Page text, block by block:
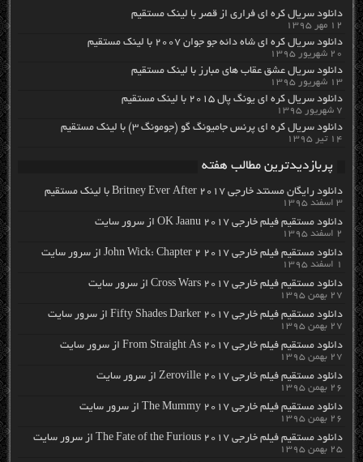
دانلود سریال کره ای فراری از قصر با لینک مستقیم
۱۲ مهر ۱۳۹۵
دانلود سریال کره ای شاه دائه جو جوان ۲۰۰۷ با لینک مستقیم
۲۰ شهریور ۱۳۹۵
دانلود سریال عشق عقاب های مبارز با لینک مستقیم
۱۳ شهریور ۱۳۹۵
دانلود سریال کره ای یونگ پال ۲۰۱۵ با لینک مستقیم
۷ شهریور ۱۳۹۵
دانلود سریال کره ای پرنس جامیونگ گو (جومونگ ۳) با لینک مستقیم
۱۴ تیر ۱۳۹۵
پربازدیدترین مطالب هفته
دانلود رایگان مسنتد خارجی Britney Ever After 2017 با لینک مستقیم
۳ اسفند ۱۳۹۵
دانلود مستقیم فیلم خارجی OK Jaanu 2017 از سرور سایت
۲ اسفند ۱۳۹۵
دانلود مستقیم فیلم خارجی John Wick: Chapter 2 2017 از سرور سایت
۱ اسفند ۱۳۹۵
دانلود مستقیم فیلم خارجی Cross Wars 2017 از سرور سایت
۲۷ بهمن ۱۳۹۵
دانلود مستقیم فیلم خارجی Fifty Shades Darker 2017 از سرور سایت
۲۷ بهمن ۱۳۹۵
دانلود مستقیم فیلم خارجی From Straight As 2017 از سرور سایت
۲۷ بهمن ۱۳۹۵
دانلود مستقیم فیلم خارجی Zeroville 2017 از سرور سایت
۲۶ بهمن ۱۳۹۵
دانلود مستقیم فیلم خارجی The Mummy 2017 از سرور سایت
۲۶ بهمن ۱۳۹۵
دانلود مستقیم فیلم خارجی The Fate of the Furious 2017 از سرور سایت
۲۵ بهمن ۱۳۹۵